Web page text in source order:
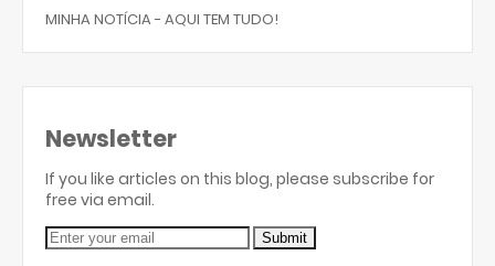
MINHA NOTÍCIA - AQUI TEM TUDO!
Newsletter
If you like articles on this blog, please subscribe for
free via email.